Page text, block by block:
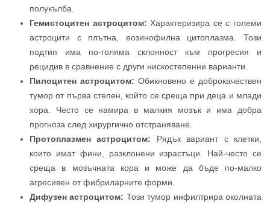
полукълба.
Гемистоцитен астроцитом: Характеризира се с големи
астроцити с плътна, еозинофилна цитоплазма. Този
подтип има по-голяма склонност към прогресия и
рецидив в сравнение с други нискостепенни варианти.
Пилоцитен астроцитом: Обикновено е доброкачествен
тумор от първа степен, който се среща при деца и млади
хора. Често се намира в малкия мозък и има добра
прогноза след хирургично отстраняване.
Протоплазмен астроцитом: Рядък вариант с клетки,
които имат фини, разклонени израстъци. Най-често се
среща в мозъчната кора и може да бъде по-малко
агресивен от фибриларните форми.
Дифузен астроцитом: Този тумор инфилтрира околната